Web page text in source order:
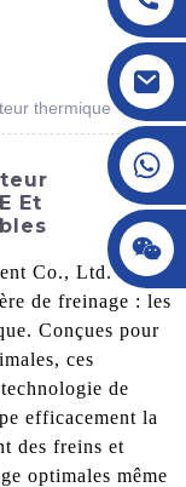
thermique
Et
Co., Ltd.
de freinage : les
Conçues pour
ces
de
efficacement la
des freins et
optimales même